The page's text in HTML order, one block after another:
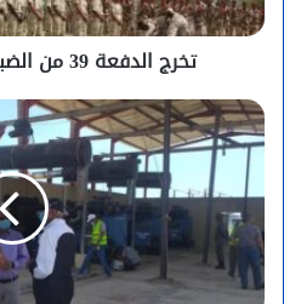
تخرج الدفعة 39 من الضباط العاملين في أطار